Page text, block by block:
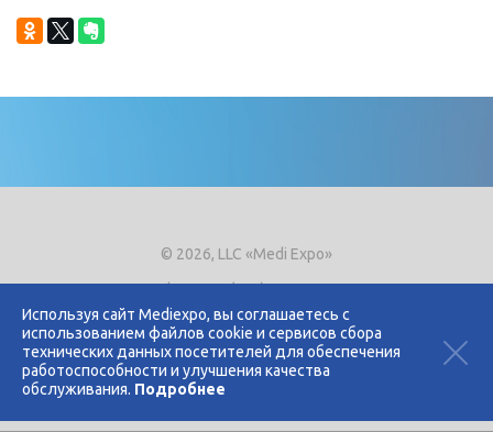
Используя сайт Mediexpo, вы соглашаетесь с
использованием файлов cookie и сервисов сбора
технических данных посетителей для обеспечения
работоспособности и улучшения качества
обслуживания. Подробнее
© 2026, LLC «Medi Expo»
Phone.+7 (495) 721-8866
E-mail:expo@mediexpo.ru
Контакты
Политика использования cookies
Политика конфиденциальности